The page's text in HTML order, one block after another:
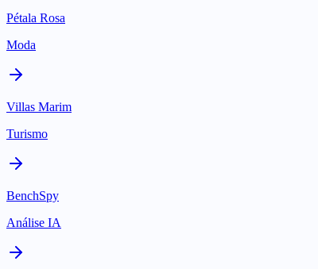
Pétala Rosa
Moda
Villas Marim
Turismo
BenchSpy
Análise IA